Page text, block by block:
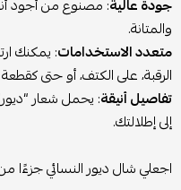
جودة عالية: مصنوع من أجود
والمتانة.
متعدد الاستخدامات: يمكنك
الرقبة، على الكتف، أو حتى
تفاصيل أنيقة: يحمل شعار
إلى إطلالتك.
اجعلي شال ديور النسائي جزءًا